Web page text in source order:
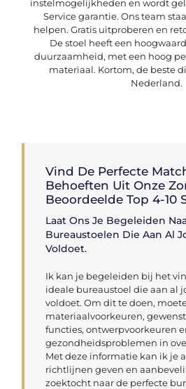
instelmogelijkheden en wordt
Service garantie. Ons team
helpen. Gratis uitproberen en
De stoel heeft een
duurzaamheid, met een hoog
materiaal. Kortom, de beste
Nederland.
Vind De Perfecte
Behoeften Uit Onze
Beoordeelde Top 4-10
Laat Ons Je Begeleiden
Bureaustoelen Die Aan Al
Voldoet.
Ik kan je begeleiden bij het
ideale bureaustoel die aan al
voldoet. Om dit te doen,
materiaalvoorkeuren,
functies, ontwerpvoorkeuren
gezondheidsproblemen in
Met deze informatie kan ik je
richtlijnen geven en
zoektocht naar de perfecte